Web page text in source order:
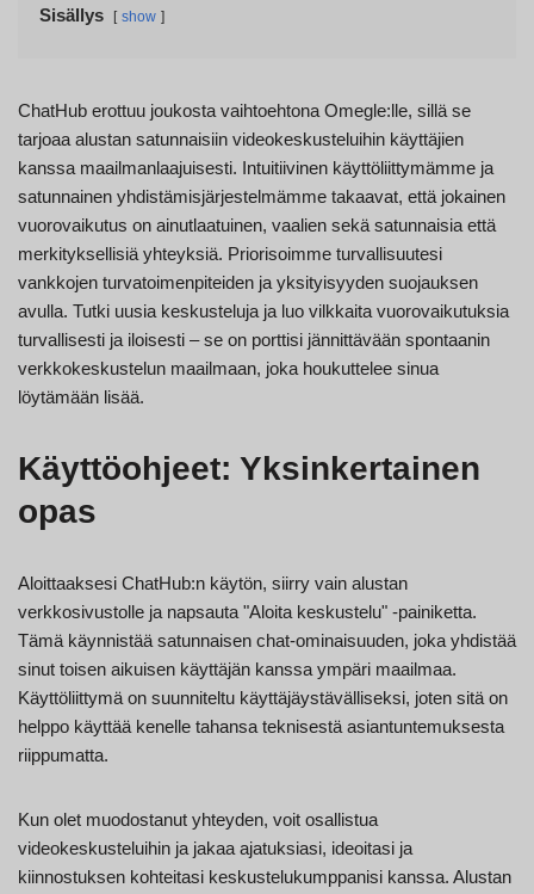
Sisällys show
ChatHub erottuu joukosta vaihtoehtona Omegle:lle, sillä se
tarjoaa alustan satunnaisiin videokeskusteluihin käyttäjien
kanssa maailmanlaajuisesti. Intuitiivinen käyttöliittymämme ja
satunnainen yhdistämisjärjestelmämme takaavat, että jokainen
vuorovaikutus on ainutlaatuinen, vaalien sekä satunnaisia että
merkityksellisiä yhteyksiä. Priorisoimme turvallisuutesi
vankkojen turvatoimenpiteiden ja yksityisyyden suojauksen
avulla. Tutki uusia keskusteluja ja luo vilkkaita vuorovaikutuksia
turvallisesti ja iloisesti – se on porttisi jännittävään spontaanin
verkkokeskustelun maailmaan, joka houkuttelee sinua
löytämään lisää.
Käyttöohjeet: Yksinkertainen
opas
Aloittaaksesi ChatHub:n käytön, siirry vain alustan
verkkosivustolle ja napsauta "Aloita keskustelu" -painiketta.
Tämä käynnistää satunnaisen chat-ominaisuuden, joka yhdistää
sinut toisen aikuisen käyttäjän kanssa ympäri maailmaa.
Käyttöliittymä on suunniteltu käyttäjäystävälliseksi, joten sitä on
helppo käyttää kenelle tahansa teknisestä asiantuntemuksesta
riippumatta.
Kun olet muodostanut yhteyden, voit osallistua
videokeskusteluihin ja jakaa ajatuksiasi, ideoitasi ja
kiinnostuksen kohteitasi keskustelukumppanisi kanssa. Alustan